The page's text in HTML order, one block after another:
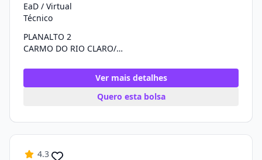
EaD / Virtual
Técnico
PLANALTO 2
CARMO DO RIO CLARO/MG
Ver mais detalhes
Quero esta bolsa
4.3